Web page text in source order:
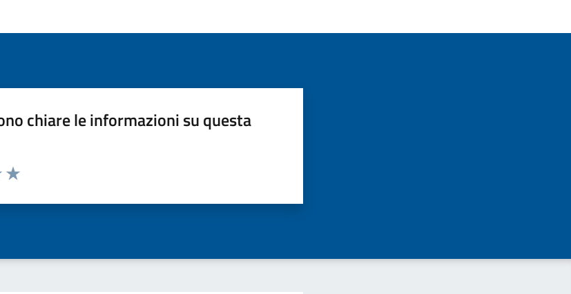
chiare le informazioni su questa
la pagina